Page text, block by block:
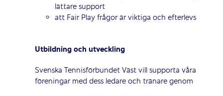
lättare support
att Fair Play frågor är viktiga och efterlevs
Utbildning och utveckling
Svenska Tennisförbundet Väst vill supporta våra
föreningar med dess ledare och tränare genom